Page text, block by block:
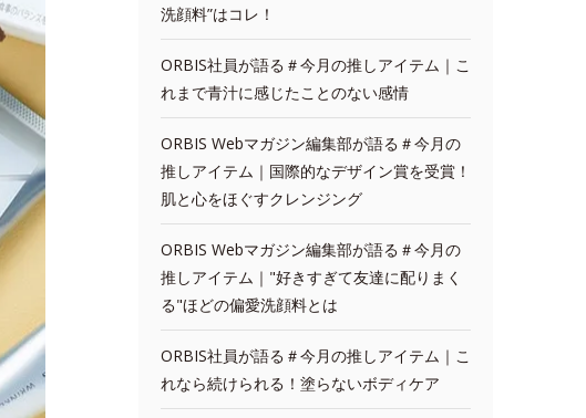
洗顔料”はコレ！
ORBIS社員が語る＃今月の推しアイテム｜こ
れまで青汁に感じたことのない感情
ORBIS Webマガジン編集部が語る＃今月の
推しアイテム｜国際的なデザイン賞を受賞！
肌と心をほぐすクレンジング
ORBIS Webマガジン編集部が語る＃今月の
推しアイテム｜"好きすぎて友達に配りまく
る"ほどの偏愛洗顔料とは
ORBIS社員が語る＃今月の推しアイテム｜こ
れなら続けられる！塗らないボディケア